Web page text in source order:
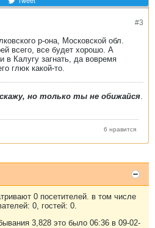
#3
р-она, Московской обл.
всего, все будет хорошо. А
в Калугу загнать, да вовремя
глюк какой-то.
но только ты не обижайся
6 нравится
0 посетителей. в том числе
0, гостей: 0.
3,828 это было 06:36 в 09-02-